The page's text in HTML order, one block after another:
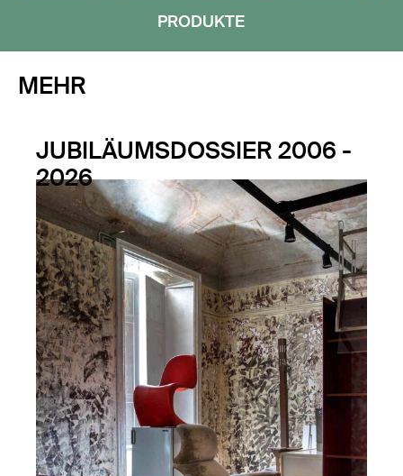
PRODUKTE
MEHR
JUBILÄUMSDOSSIER 2006 -
2026